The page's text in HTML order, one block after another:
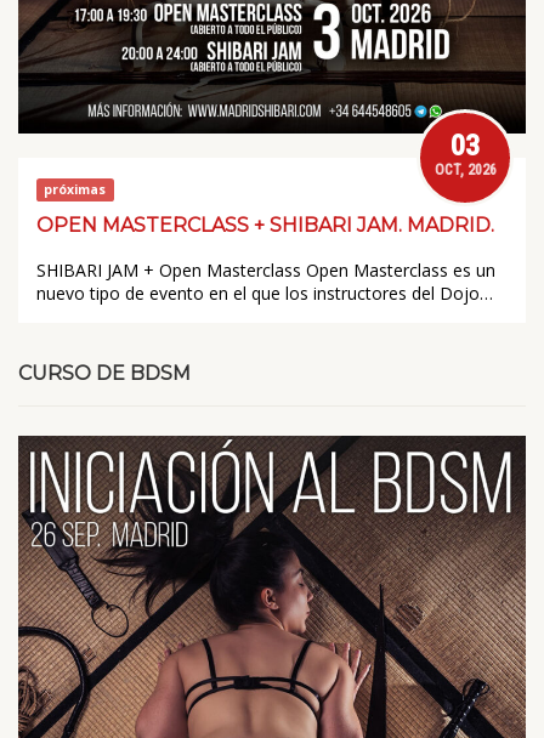
próximas
03
OCT, 2026
OPEN MASTERCLASS + SHIBARI JAM. MADRID.
SHIBARI JAM + Open Masterclass Open Masterclass es un
nuevo tipo de evento en el que los instructores del Dojo…
CURSO DE BDSM